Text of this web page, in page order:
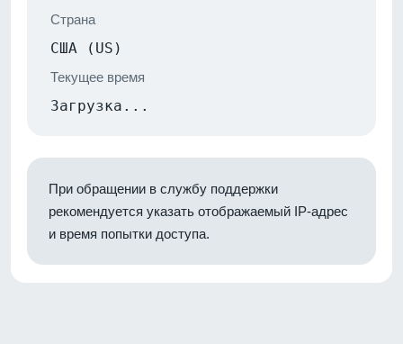
Страна
США (US)
Текущее время
Загрузка...
При обращении в службу поддержки
рекомендуется указать отображаемый IP-адрес
и время попытки доступа.